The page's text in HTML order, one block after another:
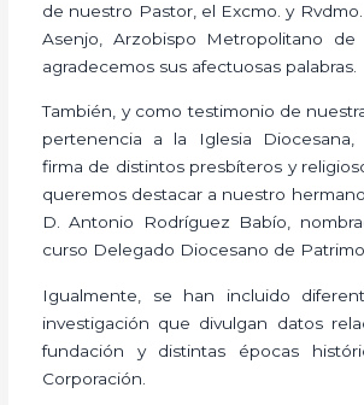
de nuestro Pastor, el Excmo. y Rvdmo.
Asenjo, Arzobispo Metropolitano de
agradecemos sus afectuosas palabras.
También, y como testimonio de
pertenencia a la Iglesia Diocesana,
firma de distintos presbíteros y
queremos destacar a nuestro
D. Antonio Rodríguez Babío,
curso Delegado Diocesano de
Igualmente, se han incluido
investigación que divulgan datos
fundación y distintas épocas
Corporación.